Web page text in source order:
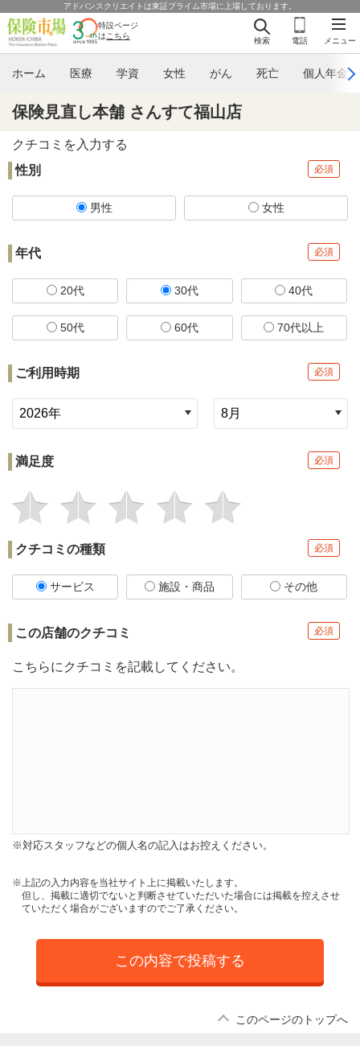
アドバンスクリエイトは東証プライム市場に上場しております。
メニュー
検索 電話
特設ページ
は こちら
ホーム 医療 学資 女性 がん 死亡 個人年金
保険見直し本舗 さんすて福山店
クチコミを入力する
性別
必須
男性 女性
年代 必須
20代 30代 40代
50代 60代 70代以上
ご利用時期 必須
満足度 必須
クチコミの種類 必須
サービス 施設・商品 その他
この店舗のクチコミ 必須
こちらにクチコミを記載してください。
※対応スタッフなどの個人名の記入はお控えください。
※上記の入力内容を当社サイト上に掲載いたします。
但し、掲載に適切でないと判断させていただいた場合には掲載を控えさせ
ていただく場合がございますのでご了承ください。
この内容で投稿する
このページのトップへ